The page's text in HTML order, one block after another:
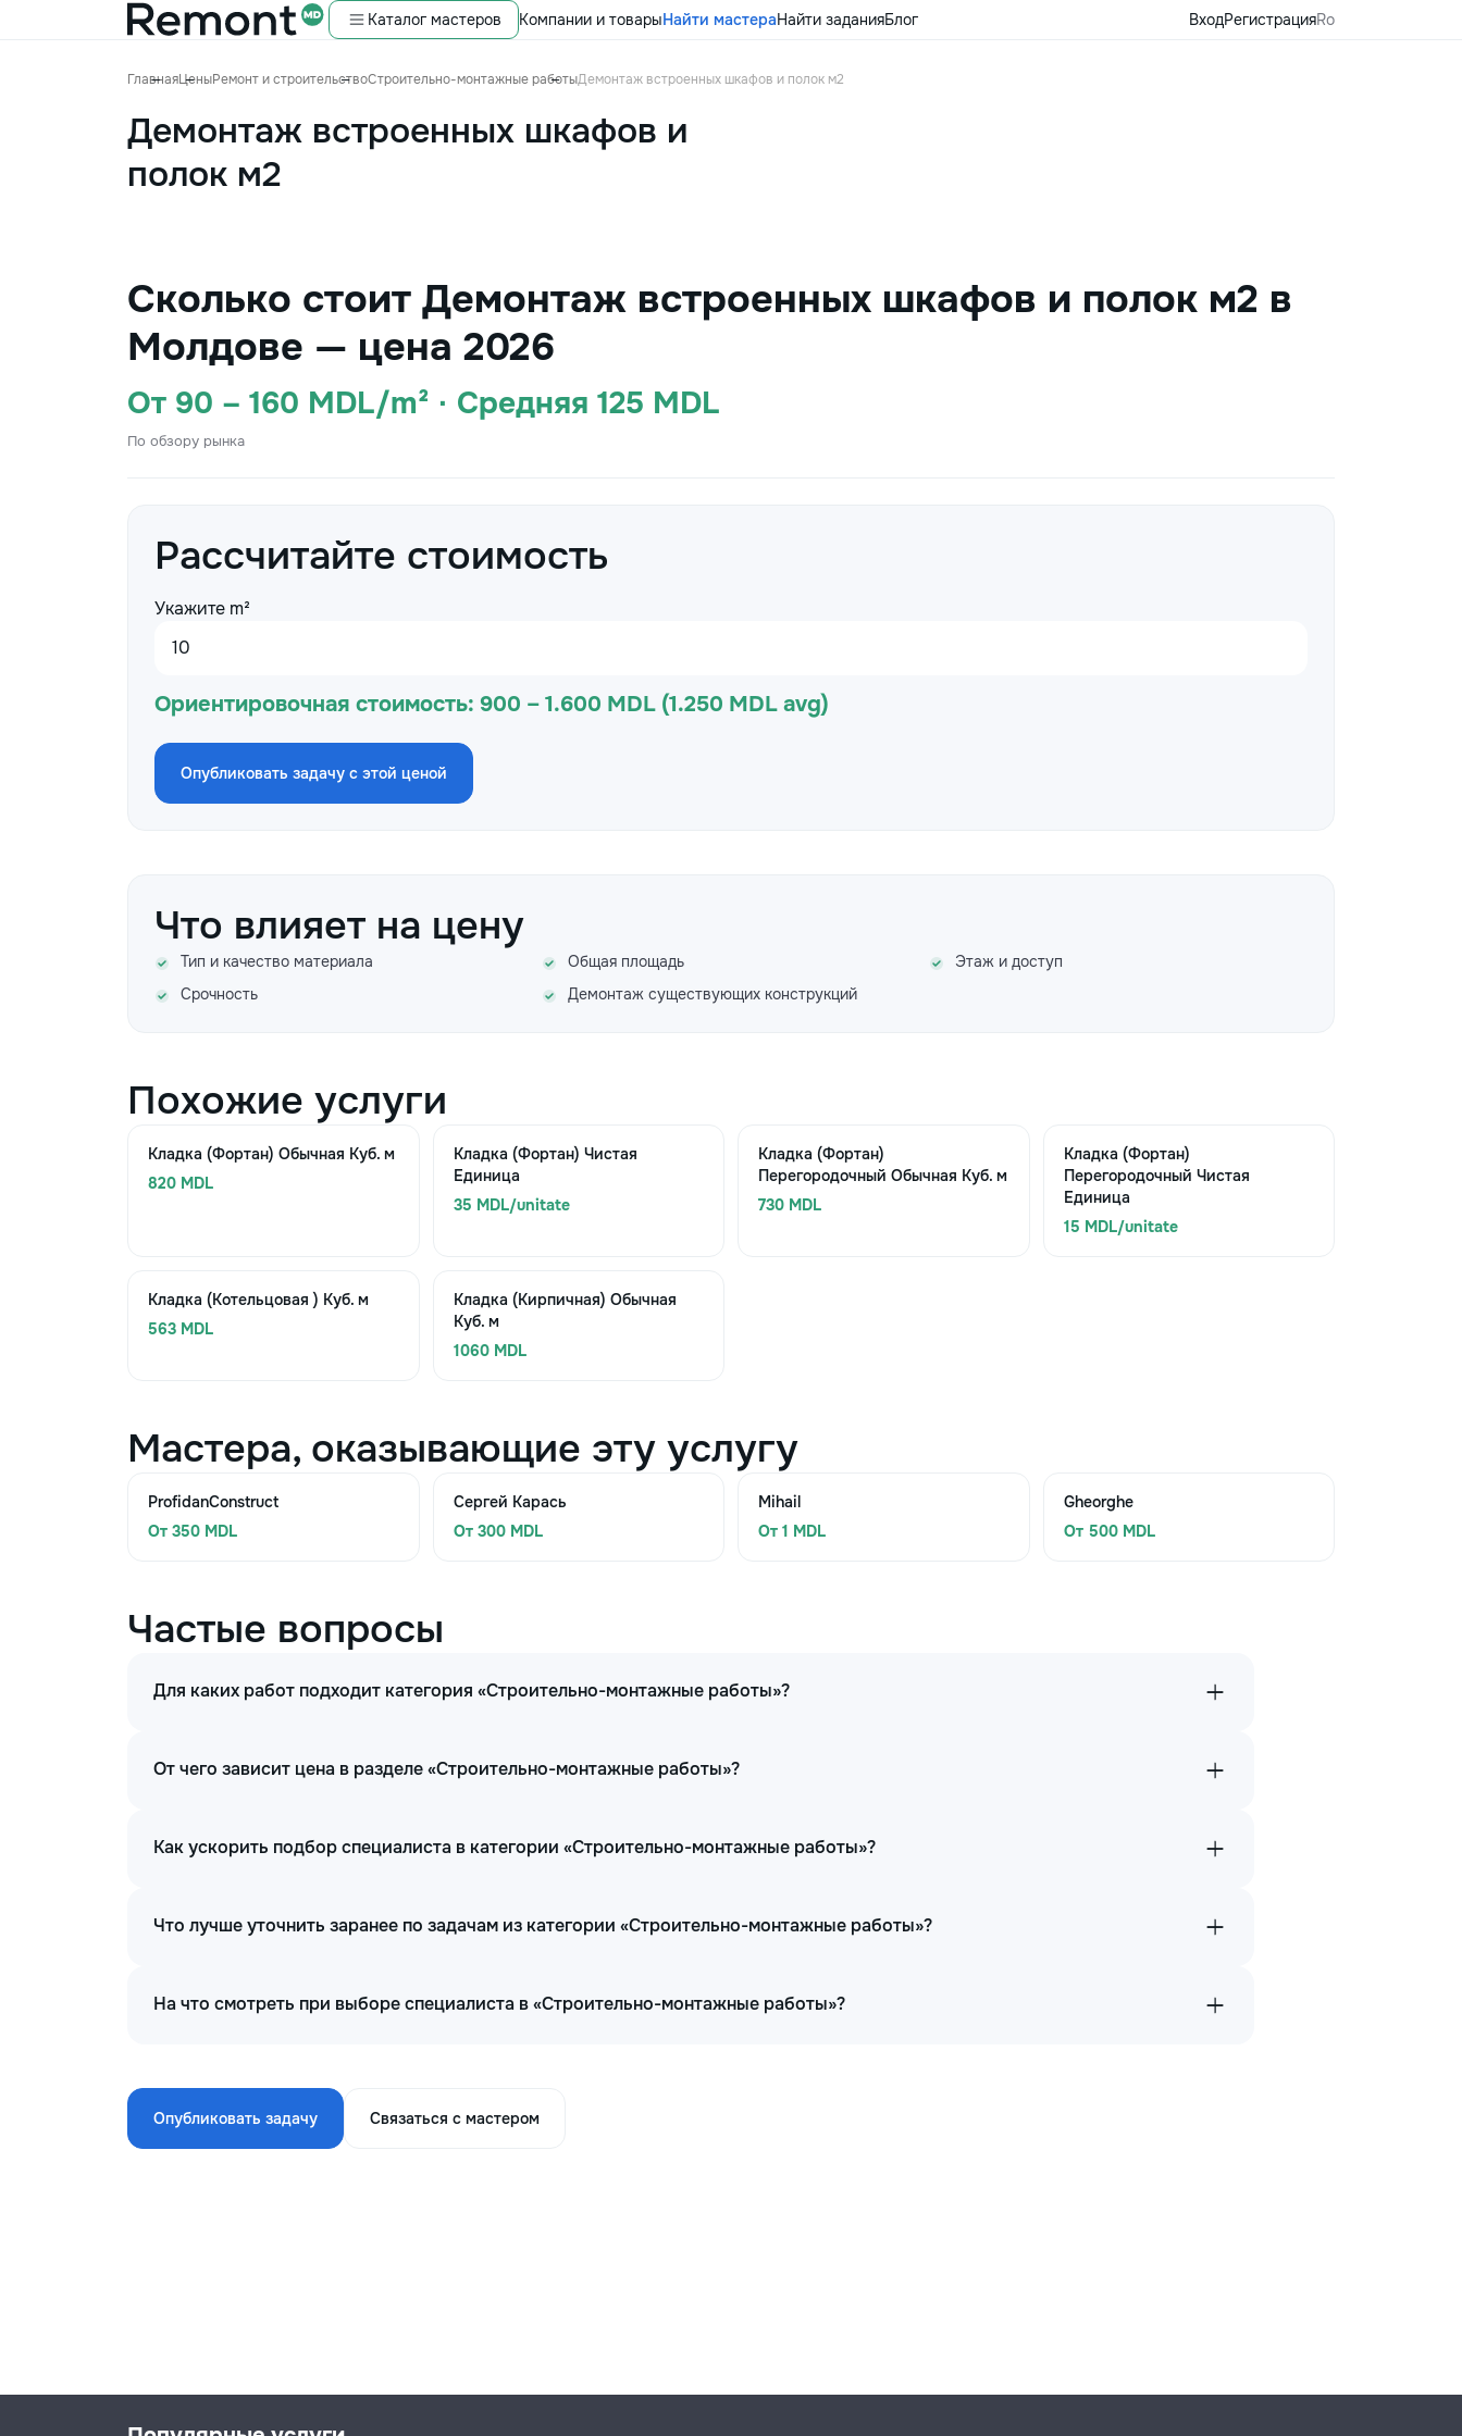
Каталог мастеров Компании и товарыНайти мастераНайти заданияБлог ВходРегистрацияRo
ГлавнаяЦеныРемонт и строительствоСтроительно-монтажные работыДемонтаж встроенных шкафов и полок м2
Демонтаж встроенных шкафов и
полок м2
Сколько стоит Демонтаж встроенных шкафов и полок м2 в
Молдове — цена 2026
От 90 – 160 MDL/m² · Средняя 125 MDL
По обзору рынка
Рассчитайте стоимость
Укажите m²
Ориентировочная стоимость: 900 – 1.600 MDL (1.250 MDL avg)
Опубликовать задачу с этой ценой
Что влияет на цену
Тип и качество материала Общая площадь
Этаж и доступ
Срочность
Демонтаж существующих конструкций
Похожие услуги
Кладка (Фортан) Обычная Куб. м
820 MDL
Кладка (Фортан) Чистая
Единица
35 MDL/unitate
Кладка (Фортан)
Перегородочный Обычная Куб. м
730 MDL
Кладка (Фортан)
Перегородочный Чистая
Единица
15 MDL/unitate
Кладка (Котельцовая ) Куб. м
563 MDL
Кладка (Кирпичная) Обычная
Куб. м
1060 MDL
Мастера, оказывающие эту услугу
ProfidanConstruct
От 350 MDL
Сергей Карась
От 300 MDL
Mihail
От 1 MDL
Gheorghe
От 500 MDL
Частые вопросы
Для каких работ подходит категория «Строительно-монтажные работы»?
От чего зависит цена в разделе «Строительно-монтажные работы»?
Как ускорить подбор специалиста в категории «Строительно-монтажные работы»?
Что лучше уточнить заранее по задачам из категории «Строительно-монтажные работы»?
На что смотреть при выборе специалиста в «Строительно-монтажные работы»?
Опубликовать задачу Связаться с мастером